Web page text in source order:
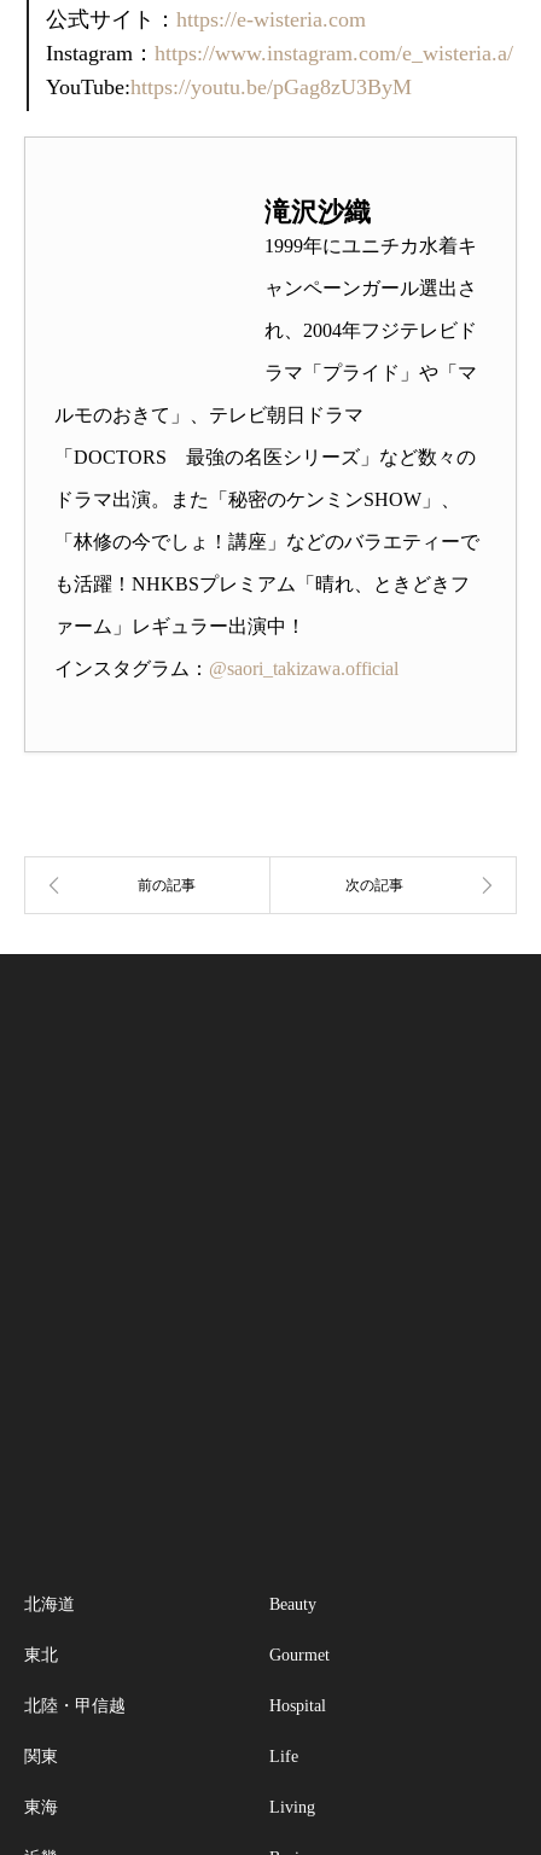
公式サイト：https://e-wisteria.com
Instagram：https://www.instagram.com/e_wisteria.a/
YouTube:https://youtu.be/pGag8zU3ByM
滝沢沙織
1999年にユニチカ水着キ
ャンペーンガール選出さ
れ、2004年フジテレビド
ラマ「プライド」や「マ
ルモのおきて」、テレビ朝日ドラマ
「DOCTORS 最強の名医シリーズ」など数々の
ドラマ出演。また「秘密のケンミンSHOW」、
「林修の今でしょ！講座」などのバラエティーで
も活躍！NHKBSプレミアム「晴れ、ときどきフ
ァーム」レギュラー出演中！
インスタグラム： @saori_takizawa.official
北海道
東北
北陸・甲信越
関東
東海
Beauty
Gourmet
Hospital
Life
Living